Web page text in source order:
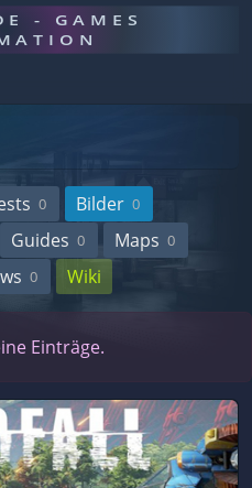
- GAMES
0 Bilder 0
Guides 0 Maps 0
0 Wiki
Einträge.